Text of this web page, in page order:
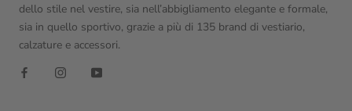
dello stile nel vestire, sia nell’abbigliamento elegante e formale,
sia in quello sportivo, grazie a più di 135 brand di vestiario,
calzature e accessori.